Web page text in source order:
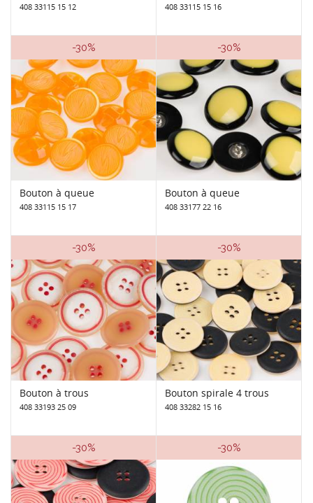
408 33115 15 12 408 33115 15 16
-30%
Bouton à queue
408 33115 15 17
-30%
Bouton à queue
408 33177 22 16
-30%
Bouton à trous
408 33193 25 09
-30%
Bouton spirale 4 trous
408 33282 15 16
-30% -30%